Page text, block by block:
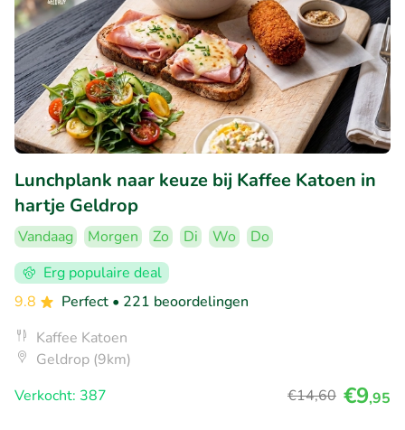
Lunchplank naar keuze bij Kaffee Katoen in
hartje Geldrop
Vandaag Morgen Zo Di Wo
Do
Erg populaire deal
9.8
Perfect • 221 beoordelingen
Kaffee Katoen
Geldrop (9km)
Verkocht: 387
€14,60 €9,95